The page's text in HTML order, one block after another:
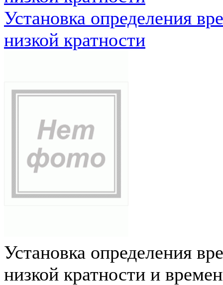
Установка определения
низкой кратности
Установка определения
низкой кратности и